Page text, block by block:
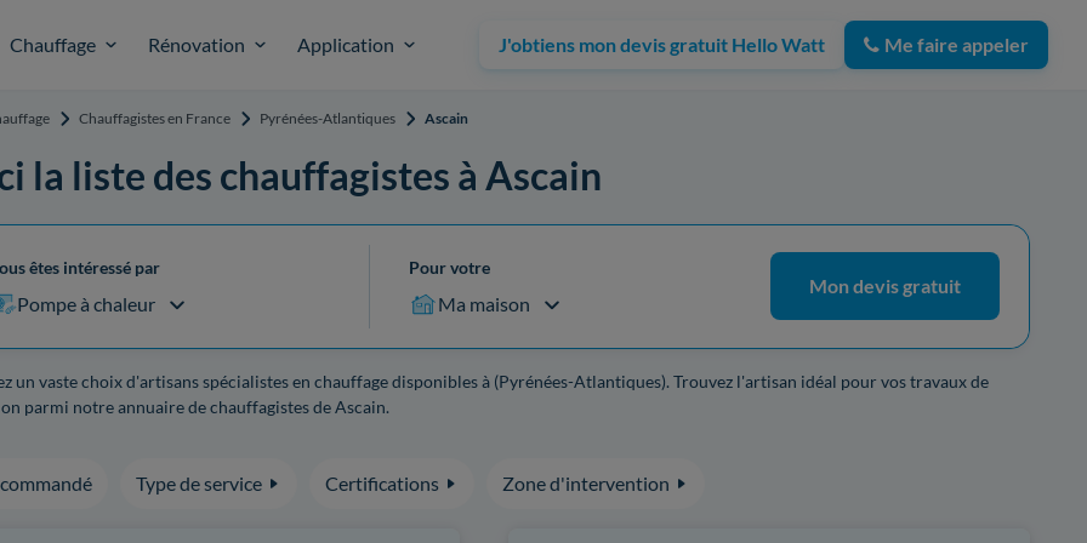
Chauffage Rénovation Application J'obtiens mon devis gratuit Hello Watt Me faire appeler
Chauffagistes en France Pyrénées-Atlantiques Ascain
la liste des chauffagistes à Ascain
êtes intéressé par
Pompe à chaleur
Pour votre
Ma maison
Mon devis gratuit
un vaste choix d'artisans spécialistes en chauffage disponibles à (Pyrénées-Atlantiques). Trouvez l'artisan idéal pour vos travaux de
parmi notre annuaire de chauffagistes de Ascain.
Type de service Certifications Zone d'intervention